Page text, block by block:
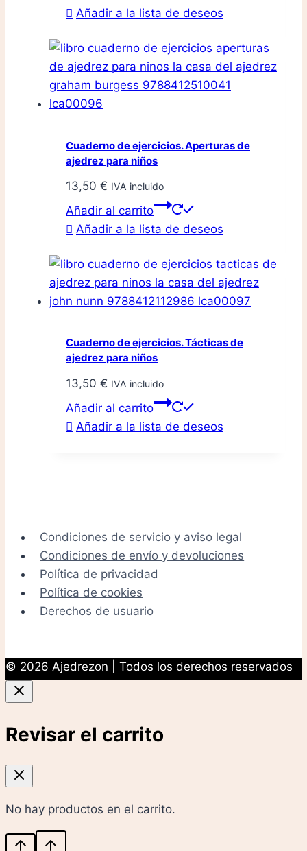
Añadir a la lista de deseos
Cuaderno de ejercicios. Aperturas de
ajedrez para niños
13,50 € IVA incluido
Añadir al carrito
Añadir a la lista de deseos
Cuaderno de ejercicios. Tácticas de
ajedrez para niños
13,50 € IVA incluido
Añadir al carrito
Añadir a la lista de deseos
Condiciones de servicio y aviso legal
Condiciones de envío y devoluciones
Política de privacidad
Política de cookies
Derechos de usuario
© 2026 Ajedrezon | Todos los derechos reservados
Revisar el carrito
No hay productos en el carrito.